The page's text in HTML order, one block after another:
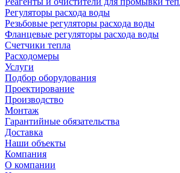
Регуляторы расхода воды
Резьбовые регуляторы расхода воды
Фланцевые регуляторы расхода воды
Счетчики тепла
Расходомеры
Услуги
Подбор оборудования
Проектирование
Производство
Монтаж
Гарантийные обязательства
Доставка
Наши объекты
Компания
О компании